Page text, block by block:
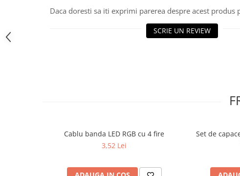
Daca doresti sa iti exprimi parerea despre acest produs
SCRIE UN REVIEW
Cablu banda LED RGB cu 4 fire
3,52 Lei
Set de